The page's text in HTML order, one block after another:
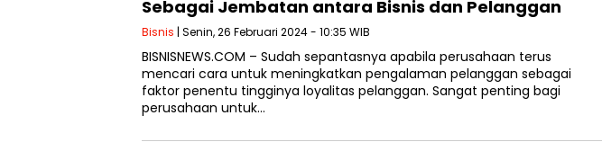
Sebagai Jembatan antara Bisnis dan Pelanggan
Bisnis | Senin, 26 Februari 2024 - 10:35 WIB
BISNISNEWS.COM – Sudah sepantasnya apabila perusahaan terus
mencari cara untuk meningkatkan pengalaman pelanggan sebagai
faktor penentu tingginya loyalitas pelanggan. Sangat penting bagi
perusahaan untuk…